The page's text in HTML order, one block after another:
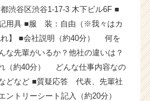
渋谷1-17-3 木下ビル6F ■
用具 ■服 装：自由（※我々はカ
れ】 ■会社説明（約40分） 何を
な先輩がいるか？他社の違いは？
（約40分） どんな仕事内容なの
どなど ■質疑応答 代表、先輩社
ントリーシート記入（約20分）